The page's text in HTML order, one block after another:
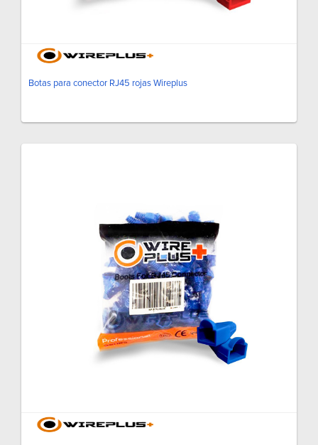
Botas para conector RJ45 rojas Wireplus